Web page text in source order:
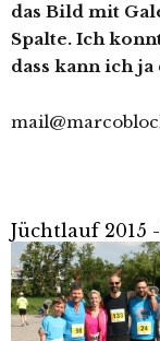
das Bild mit
Spalte. Ich
dass kann ich
Jüchtlauf 2015